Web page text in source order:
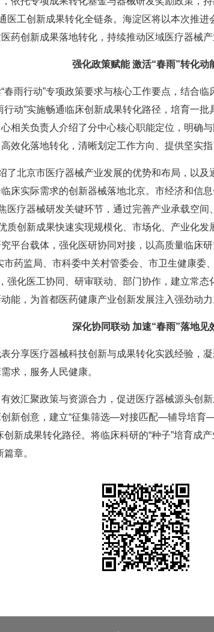
医工创新成果转化全链条。海淀区将以本次推
药创新成果落地转化，持续推动区域医疗器械产
强化政策赋能 激活“春雨”转化动
行动”专项政策要求与核心工作要点，结合临
动”实施畅通临床创新成果转化路径，培育一
关负责人介绍了分中心核心职能定位，明确
效化落地转化，清晰划定工作方向、提供坚实指
北京市医疗器械产业发展的优势和布局，以及
床实际需求的创新器械落地北京。市经济和信
医疗器械研发关键环节，通过完善产业承载空
质创新成果快速实现规模化、市场化、产业化
平台载体，强化医研协同对接，以高质量临床
药监局、市科委中关村管委会、市卫生健康
强化医工协同、研审联动、部门协作，建立常
能，为首都医药健康产业创新发展注入强劲动力
深化协同联动 加速“春雨”落地见
享医疗器械科技创新与成果转化实践经验，
求，服务人民健康。
汇聚政策与资源合力，促进医疗器械源头创新
新创意，建立“征集筛选—对接匹配—辅导培
新成果转化路径。将临床科研的“种子”培育成
章。